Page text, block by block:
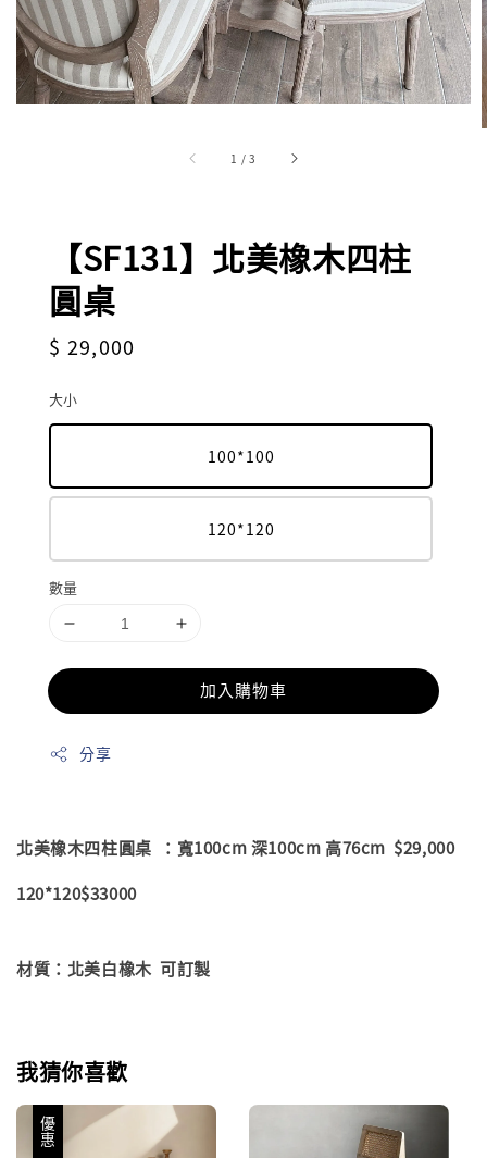
1 /3
【SF131】北美橡木四柱
圓桌
Regular
$ 29,000
大小
100*100
120*120
數量
加入購物車
分享
北美橡木四柱圓桌 ：寬100cm 深100cm 高76cm $29,000
120*120$33000
材質：北美白橡木 可訂製
我猜你喜歡
優惠